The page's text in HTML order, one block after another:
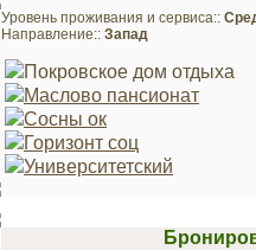
Уровень проживания и сервиса::
Направление:: Запад
Покровское дом отдыха
Маслово пансионат
Сосны ок
Горизонт соц
Университетский